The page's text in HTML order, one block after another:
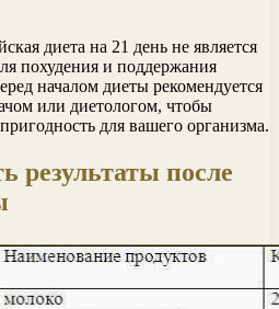
диета на 21 день не является
похудения и поддержания
началом диеты рекомендуется
или диетологом, чтобы
для вашего организма.
результаты после